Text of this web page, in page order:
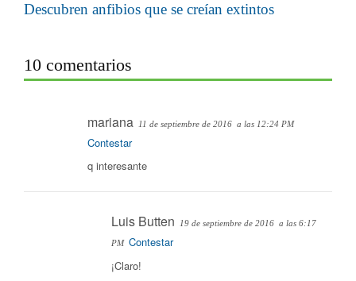
Descubren anfibios que se creían extintos
10 comentarios
mariana 11 de septiembre de 2016 a las 12:24 PM
Contestar
q interesante
Luis Butten 19 de septiembre de 2016 a las 6:17
PM Contestar
¡Claro!